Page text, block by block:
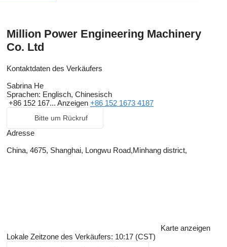
Million Power Engineering Machinery
Co. Ltd
Kontaktdaten des Verkäufers
Sabrina He
Sprachen: Englisch, Chinesisch
+86 152 167... Anzeigen +86 152 1673 4187
Bitte um Rückruf
Adresse
China, 4675, Shanghai, Longwu Road,Minhang district,
Karte anzeigen
Lokale Zeitzone des Verkäufers: 10:17 (CST)